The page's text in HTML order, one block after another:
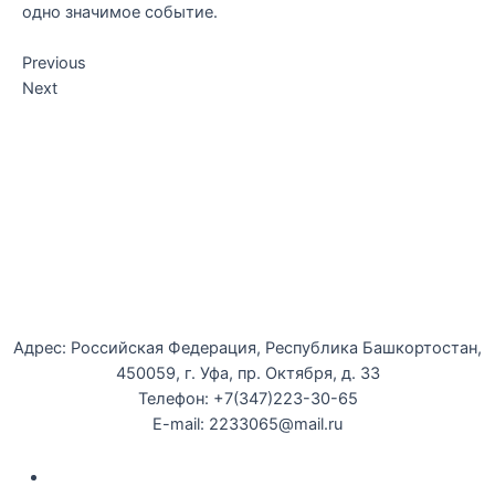
одно значимое событие.
Previous
Next
Адрес: Российская Федерация, Республика Башкортостан,
450059, г. Уфа, пр. Октября, д. 33
Телефон: +7(347)223-30-65
E-mail: 2233065@mail.ru